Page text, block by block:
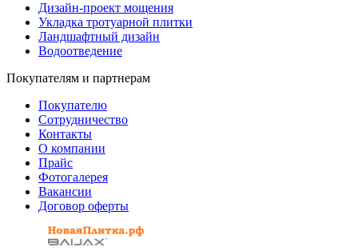
Дизайн-проект мощения
Укладка тротуарной плитки
Ландшафтный дизайн
Водоотведение
Покупателям и партнерам
Покупателю
Сотрудничество
Контакты
О компании
Прайс
Фотогалерея
Вакансии
Договор оферты